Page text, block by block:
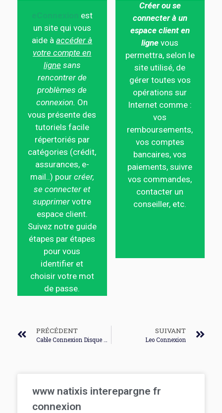
est
un site qui vous
aide àaccéder à
votre compte en
ligne sans
rencontrer de
problèmes de
connexion. On
vous présente des
tutoriels facile
répertoriés par
catégories (crédit,
assurances, e-
mail..) pour créer,
se connecter et
supprimer votre
espace client.
Suivez notre guide
étapes par étapes
pour vous
identifier et
choisir votre mot
de passe.
Créer ou se
connecter à un
espace client en
ligne vous
permettra, selon le
site utilisé, de
gérer toutes vos
opérations sur
Internet comme :
vos
remboursements,
vos comptes
bancaires, vos
paiements, suivre
vos commandes,
contacter un
conseiller, etc.
PRÉCÉDENT SUIVANT
Leo Connexion
www natixis interepargne fr
connexion